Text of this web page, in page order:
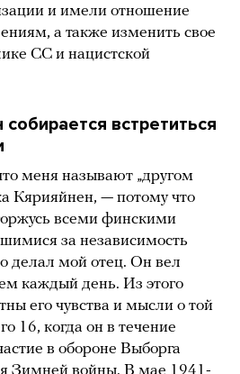
и имели отношение
а также изменить свое
СС и нацистской
встретиться
меня называют „другом
Кярияйнен, — потому что
всеми финскими
за независимость
делал мой отец. Он вел
каждый день. Из этого
его чувства и мысли о той
16, когда он в течение
в обороне Выборга